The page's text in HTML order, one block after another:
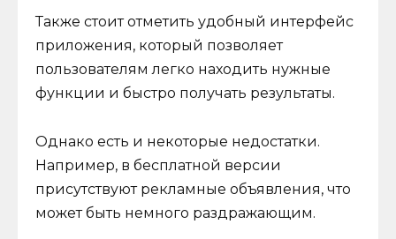
Также стоит отметить удобный интерфейс
приложения, который позволяет
пользователям легко находить нужные
функции и быстро получать результаты.
Однако есть и некоторые недостатки.
Например, в бесплатной версии
присутствуют рекламные объявления, что
может быть немного раздражающим.